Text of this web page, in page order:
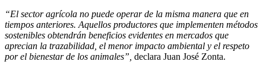
“El sector agrícola no puede operar de la misma manera que en
tiempos anteriores. Aquellos productores que implementen métodos
sostenibles obtendrán beneficios evidentes en mercados que
aprecian la trazabilidad, el menor impacto ambiental y el respeto
por el bienestar de los animales”, declara Juan José Zonta.